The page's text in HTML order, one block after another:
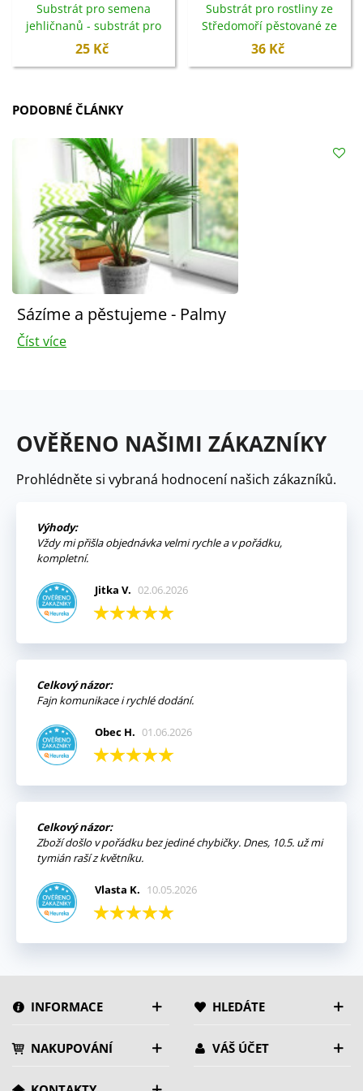
Substrát pro semena
jehličnanů - substrát pro
jehličnany - 100 g
25 Kč
Substrát pro rostliny ze
Středomoří pěstované ze
semen - 100 g
36 Kč
PODOBNÉ ČLÁNKY
Sázíme a pěstujeme - Palmy
Číst více
OVĚŘENO NAŠIMI ZÁKAZNÍKY
Prohlédněte si vybraná hodnocení našich zákazníků.
Výhody:
Vždy mi přišla objednávka velmi rychle a v pořádku,
kompletní.
Jitka V. 02.06.2026
Celkový názor:
Fajn komunikace i rychlé dodání.
Obec H. 01.06.2026
Celkový názor:
Zboží došlo v pořádku bez jediné chybičky. Dnes, 10.5. už mi
tymián raší z květníku.
Vlasta K. 10.05.2026
INFORMACE HLEDÁTE
NAKUPOVÁNÍ VÁŠ ÚČET